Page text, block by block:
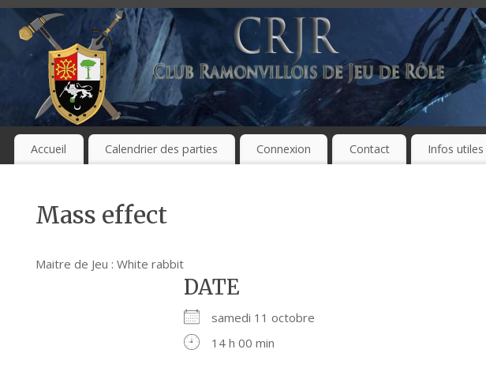
Accueil Calendrier des parties Connexion Contact Infos utiles
Mass effect
Maitre de Jeu : White rabbit
DATE
samedi 11 octobre
14 h 00 min